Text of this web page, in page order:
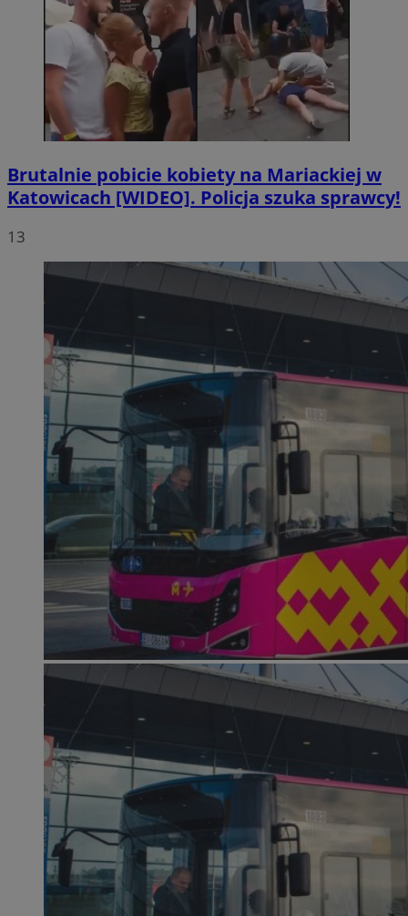
Brutalnie pobicie kobiety na Mariackiej w
Katowicach [WIDEO]. Policja szuka sprawcy!
13